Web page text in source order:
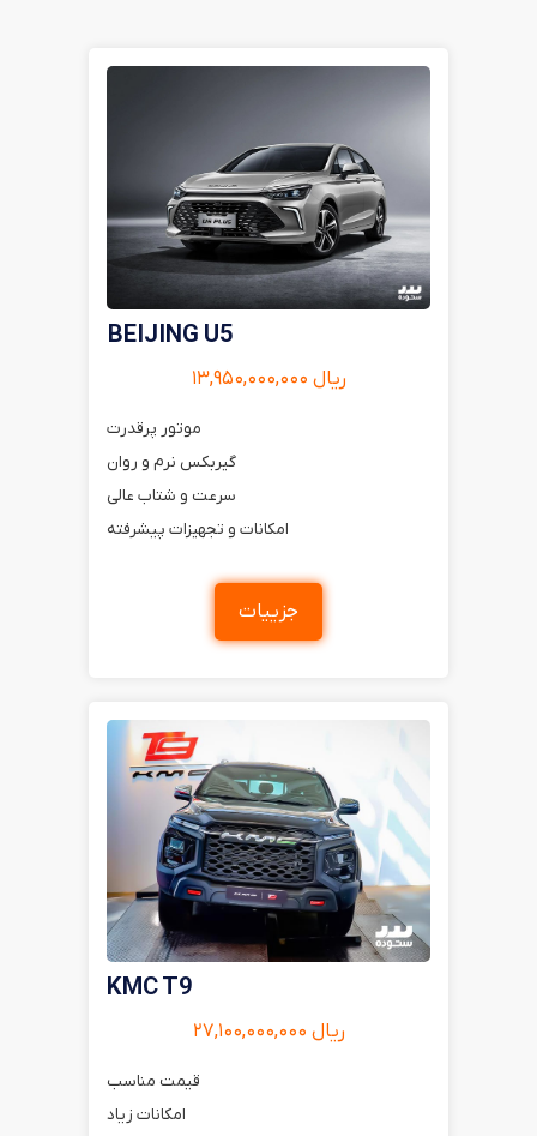
BEIJING U5
ریال ۱۳,۹۵۰,۰۰۰,۰۰۰
موتور پرقدرت
گیربکس نرم و روان
سرعت و شتاب عالی
امکانات و تجهیزات پیشرفته
جزییات
KMC T9
ریال ۲۷,۱۰۰,۰۰۰,۰۰۰
قیمت مناسب
امکانات زیاد